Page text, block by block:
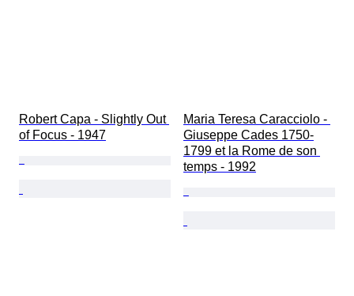
Robert Capa - Slightly Out
of Focus - 1947
Maria Teresa Caracciolo -
Giuseppe Cades 1750-
1799 et la Rome de son
temps - 1992